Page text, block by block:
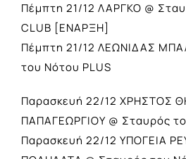
Πέμπτη 21/12 ΛΑΡΓΚΟ @
CLUB [ΕΝΑΡΞΗ]
Πέμπτη 21/12 ΛΕΩΝΙΔΑΣ
του Νότου PLUS
Παρασκευή 22/12 ΧΡΗΣΤΟΣ
ΠΑΠΑΓΕΩΡΓΙΟΥ @ Σταυρός
Παρασκευή 22/12 ΥΠΟΓΕΙΑ